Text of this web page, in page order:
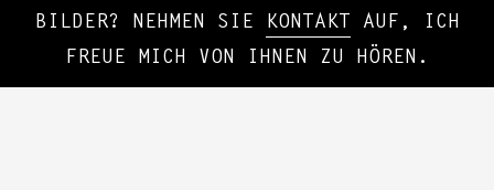
BILDER? NEHMEN SIE
KONTAKT
AUF, ICH
FREUE MICH VON IHNEN ZU HÖREN.